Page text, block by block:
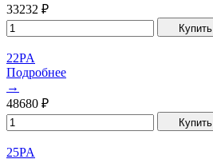
33232 ₽
Купить
22PA
Подробнее
→
48680 ₽
Купить
25PA